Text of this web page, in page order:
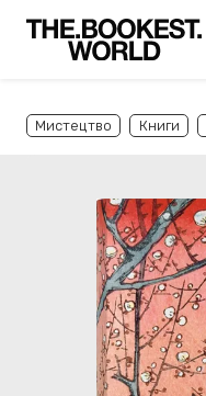
Мистецтво Книги